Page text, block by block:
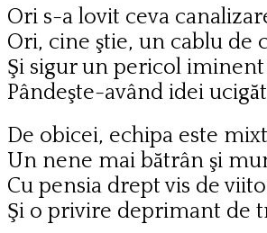
Ori s-a lovit ceva
Ori, cine ştie, un cablu de
Şi sigur un pericol iminent
Pândeşte-având idei
De obicei, echipa este
Un nene mai bătrân şi
Cu pensia drept vis de
Şi o privire deprimant de